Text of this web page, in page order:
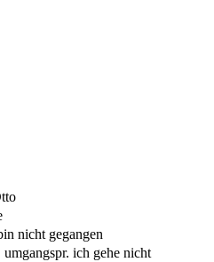
nicht gegangen
ich gehe nicht